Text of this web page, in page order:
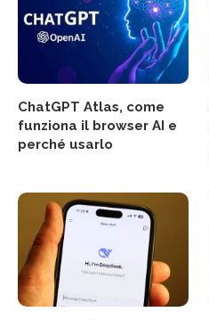
ChatGPT Atlas, come
funziona il browser AI e
perché usarlo